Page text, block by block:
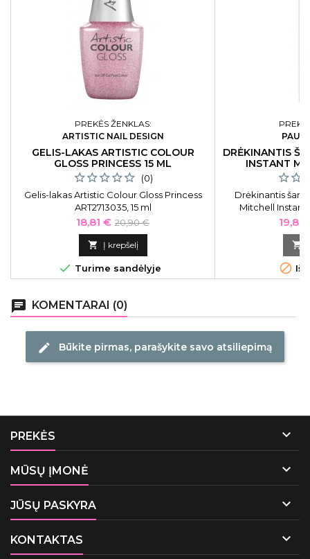
PREKĖS ŽENKLAS:
ARTISTIC NAIL DESIGN
GELIS-LAKAS ARTISTIC COLOUR
GLOSS PRINCESS 15 ML
(0)
Gelis-lakas Artistic Colour Gloss Princess
ART2713035, 15 ml
Kaina
18,81 € Bazinė
kaina
20,90 €
 Į krepšelį
 Turime sandėlyje
PAUL
DRĖKINANTIS
INSTANT
Drėkinantis
Mitchell
PAUL101113,
Kaina


chat KOMENTARAI (0)
edit Būkite pirmas, parašykite savo atsiliepimą
PREKĖS 
MŪSŲ ĮMONĖ 
JŪSŲ PASKYRA 
KONTAKTAS 